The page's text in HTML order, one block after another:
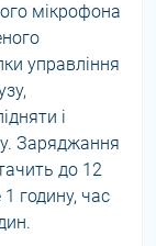
мікрофона
управління
і
Заряджання
до 12
годину, час